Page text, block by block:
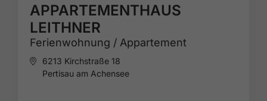
APPARTEMENTHAUS
LEITHNER
Ferienwohnung / Appartement
6213 Kirchstraße 18
Pertisau am Achensee